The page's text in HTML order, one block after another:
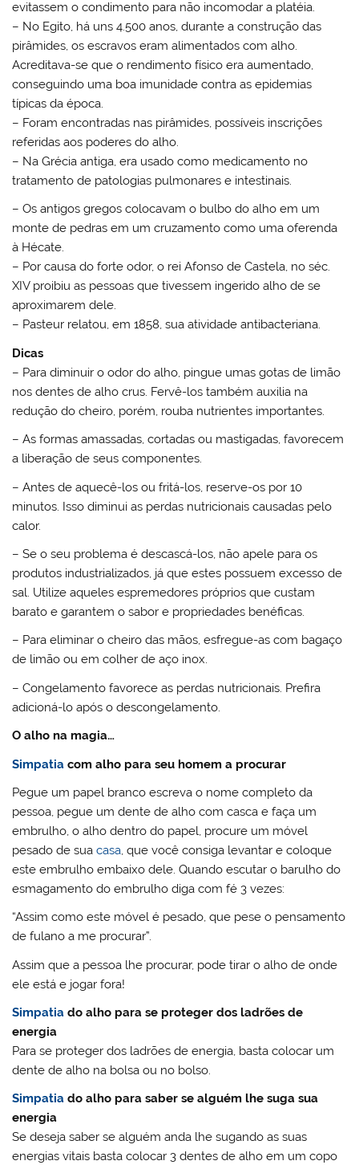
evitassem o condimento para não incomodar a platéia.
– No Egito, há uns 4.500 anos, durante a construção das
pirâmides, os escravos eram alimentados com alho.
Acreditava-se que o rendimento físico era aumentado,
conseguindo uma boa imunidade contra as epidemias
típicas da época.
– Foram encontradas nas pirâmides, possíveis inscrições
referidas aos poderes do alho.
– Na Grécia antiga, era usado como medicamento no
tratamento de patologias pulmonares e intestinais.
– Os antigos gregos colocavam o bulbo do alho em um
monte de pedras em um cruzamento como uma oferenda
à Hécate.
– Por causa do forte odor, o rei Afonso de Castela, no séc.
XIV proibiu as pessoas que tivessem ingerido alho de se
aproximarem dele.
– Pasteur relatou, em 1858, sua atividade antibacteriana.
Dicas
– Para diminuir o odor do alho, pingue umas gotas de limão
nos dentes de alho crus. Fervê-los também auxilia na
redução do cheiro, porém, rouba nutrientes importantes.
– As formas amassadas, cortadas ou mastigadas, favorecem
a liberação de seus componentes.
– Antes de aquecê-los ou fritá-los, reserve-os por 10
minutos. Isso diminui as perdas nutricionais causadas pelo
calor.
– Se o seu problema é descascá-los, não apele para os
produtos industrializados, já que estes possuem excesso de
sal. Utilize aqueles espremedores próprios que custam
barato e garantem o sabor e propriedades benéficas.
– Para eliminar o cheiro das mãos, esfregue-as com bagaço
de limão ou em colher de aço inox.
– Congelamento favorece as perdas nutricionais. Prefira
adicioná-lo após o descongelamento.
O alho na magia…
Simpatia com alho para seu homem a procurar
Pegue um papel branco escreva o nome completo da
pessoa, pegue um dente de alho com casca e faça um
embrulho, o alho dentro do papel, procure um móvel
pesado de suacasa, que você consiga levantar e coloque
este embrulho embaixo dele. Quando escutar o barulho do
esmagamento do embrulho diga com fé 3 vezes:
“Assim como este móvel é pesado, que pese o pensamento
de fulano a me procurar”.
Assim que a pessoa lhe procurar, pode tirar o alho de onde
ele está e jogar fora!
Simpatia do alho para se proteger dos ladrões de
energia
Para se proteger dos ladrões de energia, basta colocar um
dente de alho na bolsa ou no bolso.
Simpatia do alho para saber se alguém lhe suga sua
energia
Se deseja saber se alguém anda lhe sugando as suas
energias vitais basta colocar 3 dentes de alho em um copo